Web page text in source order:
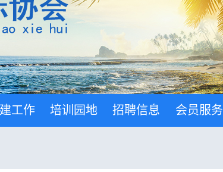
工作 培训园地 招聘信息 会员服务